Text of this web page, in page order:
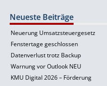
Neueste Beiträge
Neuerung Umsatzsteuergesetz
Fenstertage geschlossen
Datenverlust trotz Backup
Warnung vor Outlook NEU
KMU Digital 2026 – Förderung